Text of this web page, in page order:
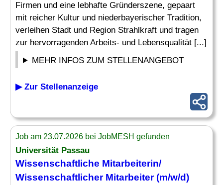
Firmen und eine lebhafte Gründerszene, gepaart
mit reicher Kultur und niederbayerischer Tradition,
verleihen Stadt und Region Strahlkraft und tragen
zur hervorragenden Arbeits- und Lebensqualität [...]
MEHR INFOS ZUM STELLENANGEBOT
▶ Zur Stellenanzeige
Job am 23.07.2026 bei JobMESH gefunden
Universität Passau
Wissenschaftliche Mitarbeiterin/
Wissenschaftlicher Mitarbeiter (m/w/d)